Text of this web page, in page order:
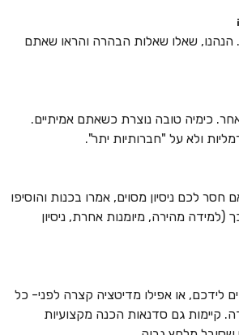
הנהנו, שאלו שאלות הבהרה והראו שאתם
כימיה טובה נוצרת כשאתם אמיתיים.
ולא על "חברותיות יתר".
לכם ניסיון מסוים, אמרו בכנות והוסיפו
מהירה, מיומנות אחרת, ניסיון
לידכם, או אפילו מדיטציה קצרה לפני- כל
קיימות גם סדנאות הכנה מקצועיות